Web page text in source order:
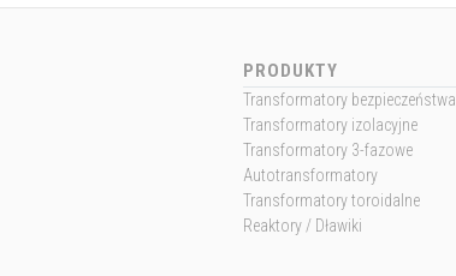
PRODUKTY
Transformatory bezpieczeństwa
Transformatory izolacyjne
Transformatory 3-fazowe
Autotransformatory
Transformatory toroidalne
Reaktory / Dławiki